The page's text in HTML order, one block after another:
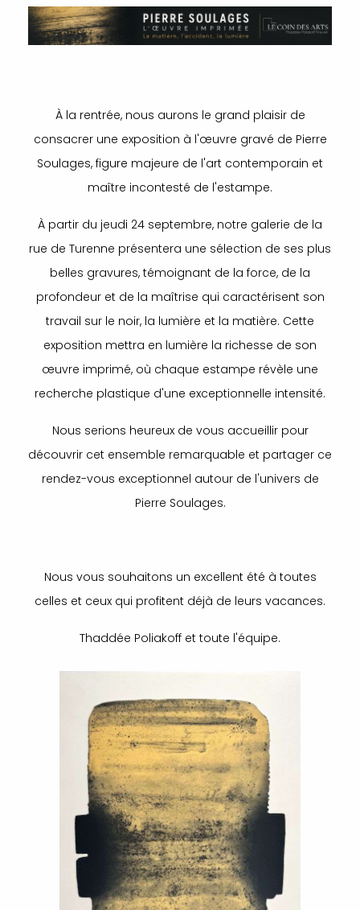
À la rentrée, nous aurons le grand plaisir de
consacrer une exposition à l'œuvre gravé de Pierre
Soulages, figure majeure de l'art contemporain et
maître incontesté de l'estampe.
À partir du jeudi 24 septembre, notre galerie de la
rue de Turenne présentera une sélection de ses plus
belles gravures, témoignant de la force, de la
profondeur et de la maîtrise qui caractérisent son
travail sur le noir, la lumière et la matière. Cette
exposition mettra en lumière la richesse de son
œuvre imprimé, où chaque estampe révèle une
recherche plastique d'une exceptionnelle intensité.
Nous serions heureux de vous accueillir pour
découvrir cet ensemble remarquable et partager ce
rendez-vous exceptionnel autour de l'univers de
Pierre Soulages.
Nous vous souhaitons un excellent été à toutes
celles et ceux qui profitent déjà de leurs vacances.
Thaddée Poliakoff et toute l'équipe.